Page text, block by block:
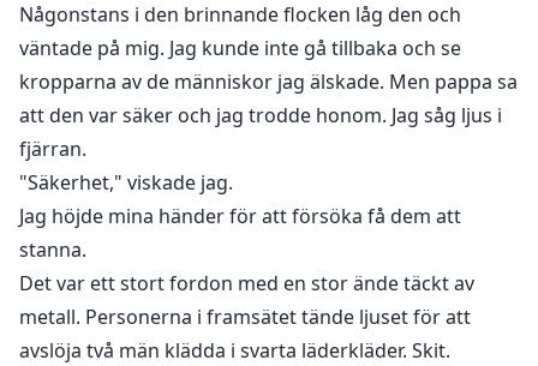
Någonstans i den brinnande flocken låg den och
väntade på mig. Jag kunde inte gå tillbaka och se
kropparna av de människor jag älskade. Men pappa sa
att den var säker och jag trodde honom. Jag såg ljus i
fjärran.
"Säkerhet," viskade jag.
Jag höjde mina händer för att försöka få dem att
stanna.
Det var ett stort fordon med en stor ände täckt av
metall. Personerna i framsätet tände ljuset för att
avslöja två män klädda i svarta läderkläder. Skit.